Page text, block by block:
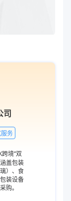
司
务
跨境”双
盖包装
）、食
装设备
购。